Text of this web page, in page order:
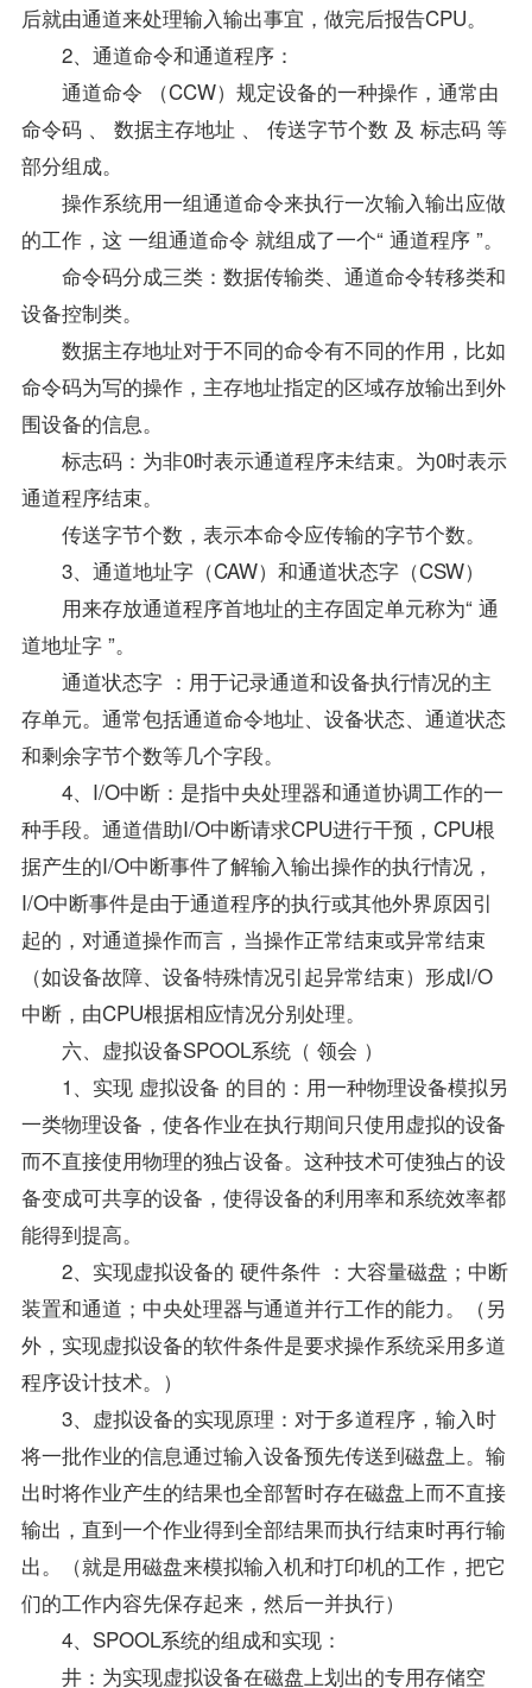
后就由通道来处理输入输出事宜，做完后报告CPU。
2、通道命令和通道程序：
通道命令 （CCW）规定设备的一种操作，通常由
命令码 、 数据主存地址 、 传送字节个数 及 标志码 等
部分组成。
操作系统用一组通道命令来执行一次输入输出应做
的工作，这 一组通道命令 就组成了一个“ 通道程序 ”。
命令码分成三类：数据传输类、通道命令转移类和
设备控制类。
数据主存地址对于不同的命令有不同的作用，比如
命令码为写的操作，主存地址指定的区域存放输出到外
围设备的信息。
标志码：为非0时表示通道程序未结束。为0时表示
通道程序结束。
传送字节个数，表示本命令应传输的字节个数。
3、通道地址字（CAW）和通道状态字（CSW）
用来存放通道程序首地址的主存固定单元称为“ 通
道地址字 ”。
通道状态字 ：用于记录通道和设备执行情况的主
存单元。通常包括通道命令地址、设备状态、通道状态
和剩余字节个数等几个字段。
4、I/O中断：是指中央处理器和通道协调工作的一
种手段。通道借助I/O中断请求CPU进行干预，CPU根
据产生的I/O中断事件了解输入输出操作的执行情况，
I/O中断事件是由于通道程序的执行或其他外界原因引
起的，对通道操作而言，当操作正常结束或异常结束
（如设备故障、设备特殊情况引起异常结束）形成I/O
中断，由CPU根据相应情况分别处理。
六、虚拟设备SPOOL系统（ 领会 ）
1、实现 虚拟设备 的目的：用一种物理设备模拟另
一类物理设备，使各作业在执行期间只使用虚拟的设备
而不直接使用物理的独占设备。这种技术可使独占的设
备变成可共享的设备，使得设备的利用率和系统效率都
能得到提高。
2、实现虚拟设备的 硬件条件 ：大容量磁盘；中断
装置和通道；中央处理器与通道并行工作的能力。（另
外，实现虚拟设备的软件条件是要求操作系统采用多道
程序设计技术。）
3、虚拟设备的实现原理：对于多道程序，输入时
将一批作业的信息通过输入设备预先传送到磁盘上。输
出时将作业产生的结果也全部暂时存在磁盘上而不直接
输出，直到一个作业得到全部结果而执行结束时再行输
出。（就是用磁盘来模拟输入机和打印机的工作，把它
们的工作内容先保存起来，然后一并执行）
4、SPOOL系统的组成和实现：
井：为实现虚拟设备在磁盘上划出的专用存储空